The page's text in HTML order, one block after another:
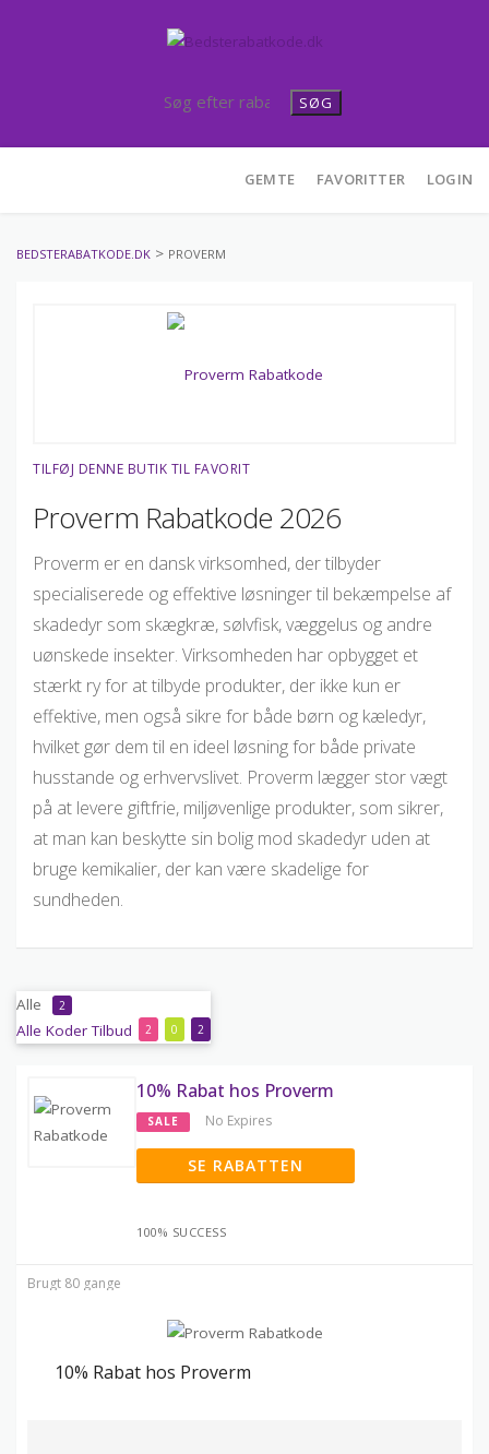
SØG
GEMTE FAVORITTER LOGIN
BEDSTERABATKODE.DK > PROVERM
TILFØJ DENNE BUTIK TIL FAVORIT
Proverm Rabatkode 2026
Proverm er en dansk virksomhed, der tilbyder
specialiserede og effektive løsninger til bekæmpelse af
skadedyr som skægkræ, sølvfisk, væggelus og andre
uønskede insekter. Virksomheden har opbygget et
stærkt ry for at tilbyde produkter, der ikke kun er
effektive, men også sikre for både børn og kæledyr,
hvilket gør dem til en ideel løsning for både private
husstande og erhvervslivet. Proverm lægger stor vægt
på at levere giftfrie, miljøvenlige produkter, som sikrer,
at man kan beskytte sin bolig mod skadedyr uden at
bruge kemikalier, der kan være skadelige for
sundheden.
Alle 2
Alle 2
Koder 0
Tilbud 2
10% Rabat hos Proverm
SALE No Expires
SE RABATTEN
100% SUCCESS
Brugt 80 gange
10% Rabat hos Proverm